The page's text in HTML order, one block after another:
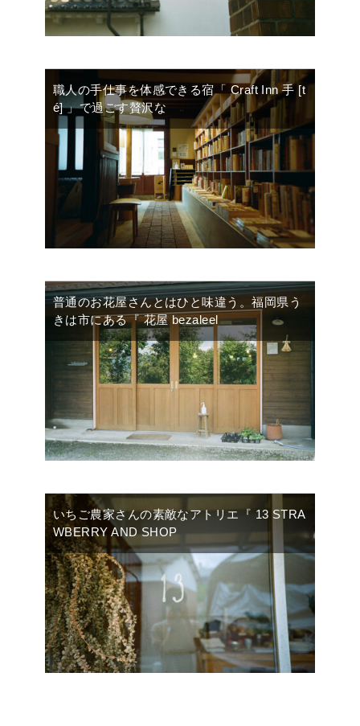
職人の手仕事を体感できる宿「 Craft Inn 手 [t
é] 」で過ごす贅沢な
普通のお花屋さんとはひと味違う。福岡県う
きは市にある『 花屋 bezaleel
いちご農家さんの素敵なアトリエ『 13 STRA
WBERRY AND SHOP